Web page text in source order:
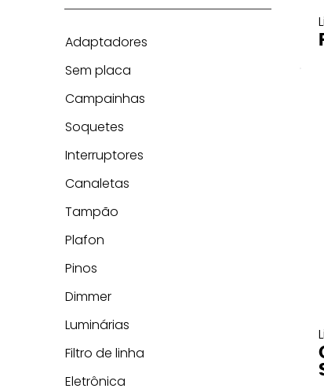
Adaptadores
Sem placa
Campainhas
Soquetes
Interruptores
Canaletas
Tampão
Plafon
Pinos
Dimmer
Luminárias
Filtro de linha
Eletrônica